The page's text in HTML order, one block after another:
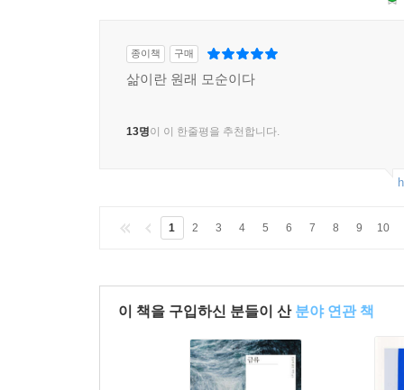
종이책 구매
삶이란 원래 모순이다
13명이 이 한줄평을 추천합니다.
1 2 3 4 5 6 7 8 9 10
이 책을 구입하신 분들이 산 분야 연관 책